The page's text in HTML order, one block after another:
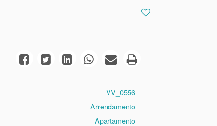
VV_0556
Arrendamento
Apartamento